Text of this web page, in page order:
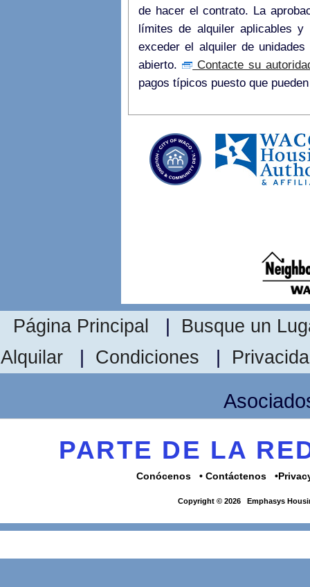
de hacer el contrato. La aprobación se basa en reglas y normas federales,
límites de alquiler aplicables y
exceder el alquiler de
abierto.
Contacte su
pagos típicos puesto que
Página Principal
Busque un
Alquilar
Condiciones
PARTE DE LA
Conócenos Contáctenos
Copyright © 2026 Emphasys